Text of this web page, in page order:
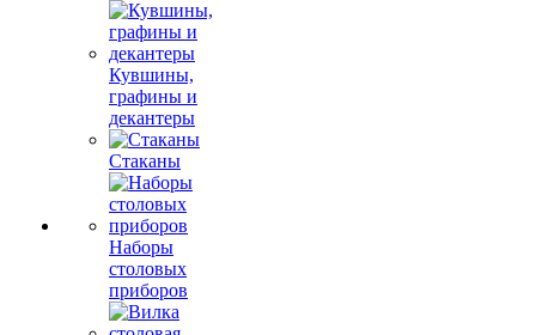
Кувшины,
графины и
декантеры
Стаканы
Наборы
столовых
приборов